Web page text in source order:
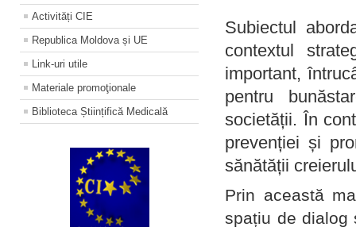
Activități CIE
Republica Moldova și UE
Link-uri utile
Materiale promoţionale
Biblioteca Științifică Medicală
Subiectul
contextul
important,
pentru
societății. În
prevenției și
sănătății
Prin această
spațiu de dialog